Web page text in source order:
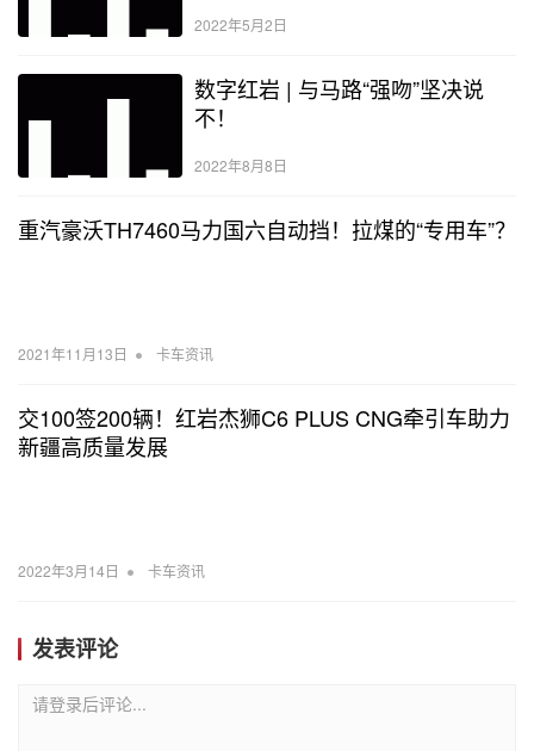
2022年5月2日
数字红岩 | 与马路“强吻”坚决说
不！
2022年8月8日
重汽豪沃TH7460马力国六自动挡！拉煤的“专用车”？
2021年11月13日 • 卡车资讯
交100签200辆！红岩杰狮C6 PLUS CNG牵引车助力
新疆高质量发展
2022年3月14日 • 卡车资讯
发表评论
请登录后评论...